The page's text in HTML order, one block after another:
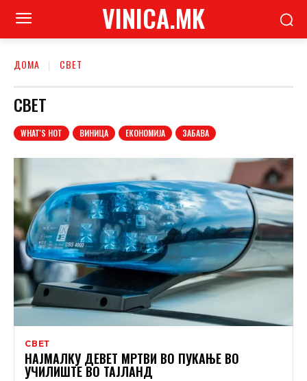
VINICA.MK
ДОМА СВЕТ
СВЕТ
WHAT'S HOT ВИНИЦА ЕКОНОМИЈА ЗАБАВА
СВЕТ
НАЈМАЛКУ ДЕВЕТ МРТВИ ВО ПУКАЊЕ ВО
УЧИЛИШТЕ ВО ТАЈЛАНД